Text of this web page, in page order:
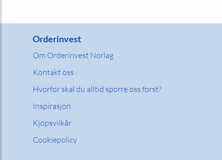
Orderinvest
Om Orderinvest Norlag
Kontakt oss
Hvorfor skal du alltid spørre oss først?
Inspirasjon
Kjøpsvilkår
Cookiepolicy